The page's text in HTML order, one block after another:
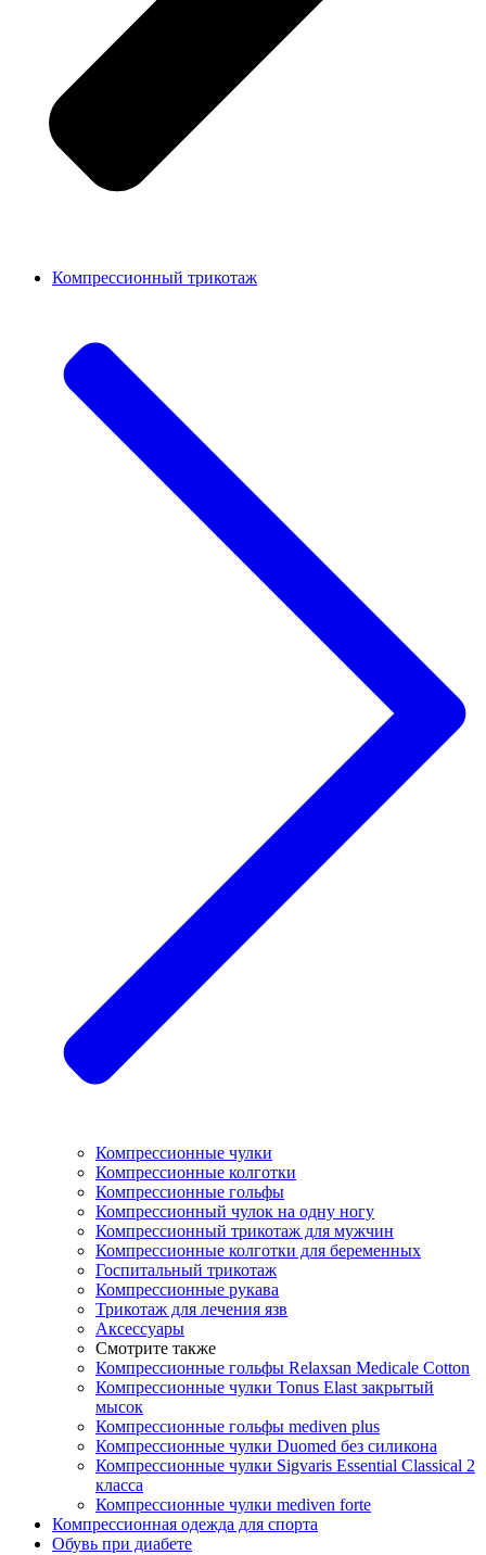
Компрессионный трикотаж
Компрессионные чулки
Компрессионные колготки
Компрессионные гольфы
Компрессионный чулок на одну ногу
Компрессионный трикотаж для мужчин
Компрессионные колготки для беременных
Госпитальный трикотаж
Компрессионные рукава
Трикотаж для лечения язв
Аксессуары
Смотрите также
Компрессионные гольфы Relaxsan Medicale Cotton
Компрессионные чулки Tonus Elast закрытый
мысок
Компрессионные гольфы mediven plus
Компрессионные чулки Duomed без силикона
Компрессионные чулки Sigvaris Essential Classical 2
класса
Компрессионные чулки mediven forte
Компрессионная одежда для спорта
Обувь при диабете